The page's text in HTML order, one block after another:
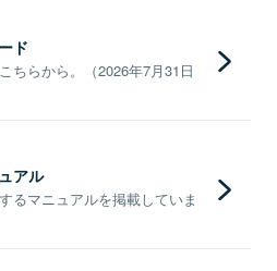
ド
ちらから。（2026年7月31日
アル
るマニュアルを掲載していま